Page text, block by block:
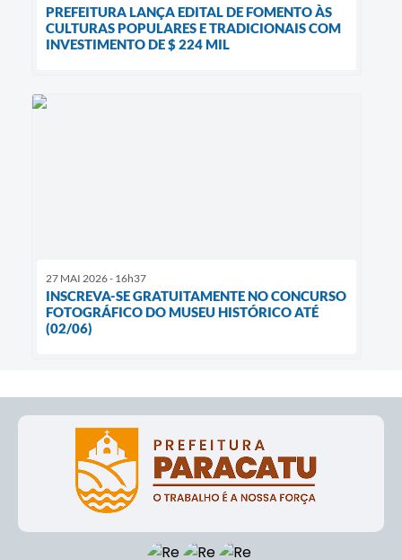
PREFEITURA LANÇA EDITAL DE FOMENTO ÀS
CULTURAS POPULARES E TRADICIONAIS COM
INVESTIMENTO DE $ 224 MIL
27 MAI 2026 - 16h37
INSCREVA-SE GRATUITAMENTE NO CONCURSO
FOTOGRÁFICO DO MUSEU HISTÓRICO ATÉ
(02/06)